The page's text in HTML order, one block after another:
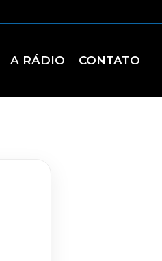
A RÁDIO CONTATO